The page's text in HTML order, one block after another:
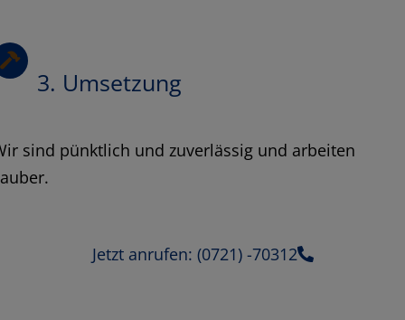
3. Umsetzung
sind pünktlich und zuverlässig und arbeiten
Jetzt anrufen: (0721) -70312